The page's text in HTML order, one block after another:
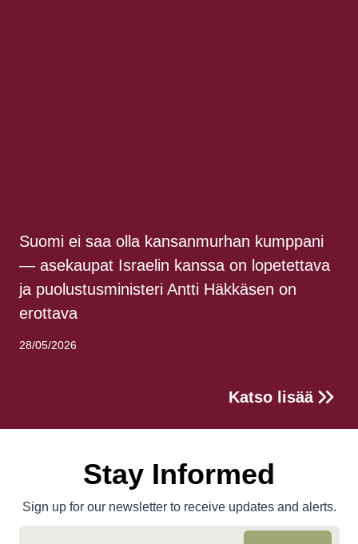
Suomi ei saa olla kansanmurhan kumppani
— asekaupat Israelin kanssa on lopetettava
ja puolustusministeri Antti Häkkäsen on
erottava
28/05/2026
Katso lisää
Stay Informed
Sign up for our newsletter to receive updates and alerts.